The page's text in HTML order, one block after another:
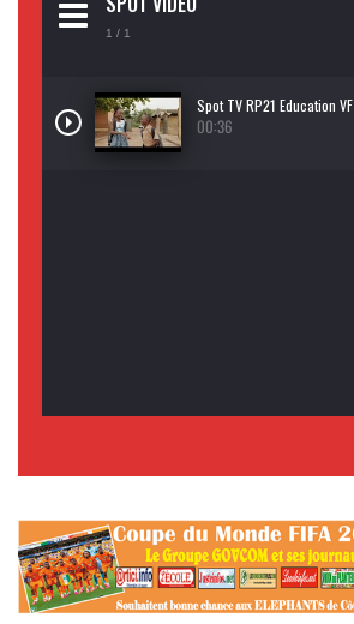
1 / 1
Spot TV RP21 Education VF
00:36